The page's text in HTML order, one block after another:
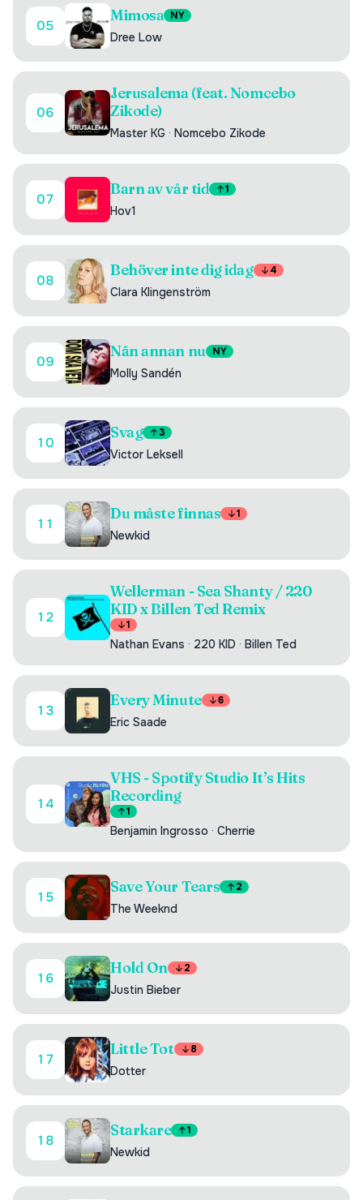
05
Mimosa NY
Dree Low
06
Jerusalema (feat. Nomcebo
Zikode)
Master KG · Nomcebo Zikode
07
Barn av vår tid 1
Hov1
08
Behöver inte dig idag 4
Clara Klingenström
09
Nån annan nu NY
Molly Sandén
10
Svag 3
Victor Leksell
11
Du måste finnas 1
Newkid
12
Wellerman - Sea Shanty / 220
KID x Billen Ted Remix
1
Nathan Evans · 220 KID · Billen Ted
13
Every Minute 6
Eric Saade
14
VHS - Spotify Studio It’s Hits
Recording
1
Benjamin Ingrosso · Cherrie
15
Save Your Tears 2
The Weeknd
16
Hold On 2
Justin Bieber
17
Little Tot 8
Dotter
18
Starkare 1
Newkid